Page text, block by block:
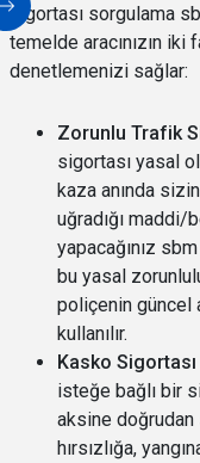
sigortası sorgulama
temelde aracınızın iki
denetlemenizi sağlar:
Zorunlu Trafik
sigortası yasal
kaza anında
uğradığı maddi/
yapacağınız
bu yasal
poliçenin güncel
kullanılır.
Kasko
isteğe bağlı bir
aksine doğrudan
hırsızlığa,